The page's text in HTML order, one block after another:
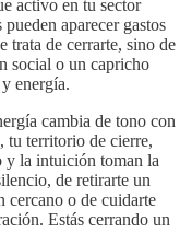
activo en tu sector
aparecer gastos
trata de cerrarte, sino de
social o un capricho
energía.
cambia de tono con
tu territorio de cierre,
y la intuición toman la
de retirarte un
cercano o de cuidarte
Estás cerrando un